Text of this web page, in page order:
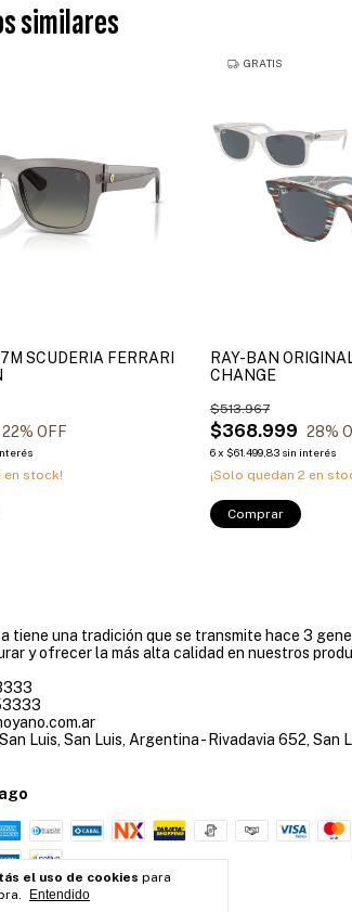
el uso de cookies para
Entendido
similares
SCUDERIA FERRARI
22% OFF
en stock!
GRATIS
RAY-BAN
CHANGE
$368.999
$513.967
28%
6x $61.499,83 sin interés
¡Solo quedan 2 en
Comprar
tiene una tradición que se transmite hace 3
y ofrecer la más alta calidad en nuestros
Luis, San Luis, Argentina - Rivadavia 652, San